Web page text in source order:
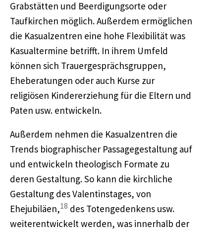
Grabstätten und Beerdigungsorte oder
Taufkirchen möglich. Außerdem ermöglichen
die Kasualzentren eine hohe Flexibilität was
Kasualtermine betrifft. In ihrem Umfeld
können sich Trauergesprächsgruppen,
Eheberatungen oder auch Kurse zur
religiösen Kindererziehung für die Eltern und
Paten usw. entwickeln.
Außerdem nehmen die Kasualzentren die
Trends biographischer Passagegestaltung auf
und entwickeln theologisch Formate zu
deren Gestaltung. So kann die kirchliche
Gestaltung des Valentinstages, von
Ehejubiläen,18 des Totengedenkens usw.
weiterentwickelt werden, was innerhalb der